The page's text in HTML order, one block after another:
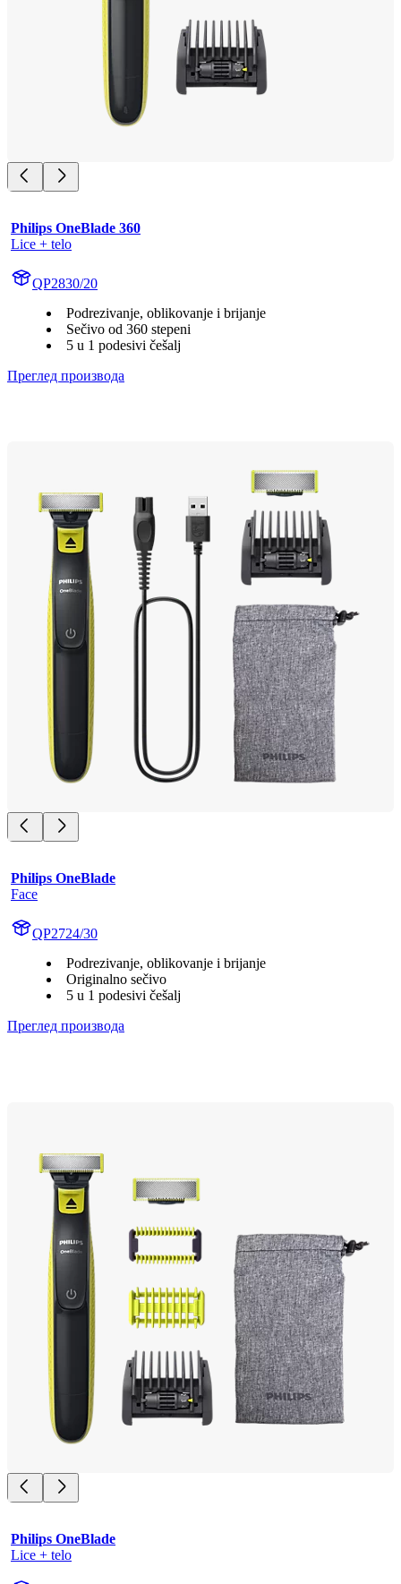
Philips OneBlade 360
Lice + telo
QP2830/20
Podrezivanje, oblikovanje i brijanje
Sečivo od 360 stepeni
5 u 1 podesivi češalj
Преглед производа
Philips OneBlade
Face
QP2724/30
Podrezivanje, oblikovanje i brijanje
Originalno sečivo
5 u 1 podesivi češalj
Преглед производа
Philips OneBlade
Lice + telo